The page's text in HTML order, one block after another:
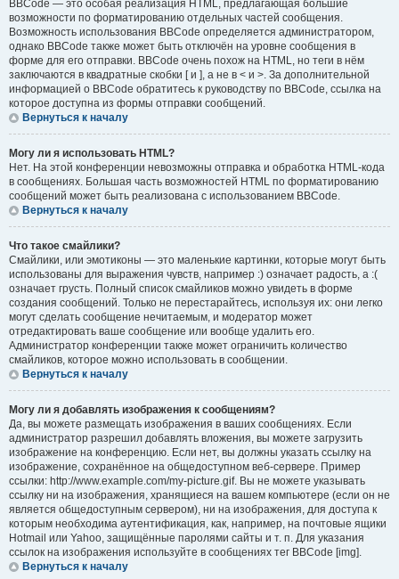
BBCode — это особая реализация HTML, предлагающая большие
возможности по форматированию отдельных частей сообщения.
Возможность использования BBCode определяется администратором,
однако BBCode также может быть отключён на уровне сообщения в
форме для его отправки. BBCode очень похож на HTML, но теги в нём
заключаются в квадратные скобки [ и ], а не в < и >. За дополнительной
информацией о BBCode обратитесь к руководству по BBCode, ссылка на
которое доступна из формы отправки сообщений.
Вернуться к началу
Могу ли я использовать HTML?
Нет. На этой конференции невозможны отправка и обработка HTML-кода
в сообщениях. Большая часть возможностей HTML по форматированию
сообщений может быть реализована с использованием BBCode.
Вернуться к началу
Что такое смайлики?
Смайлики, или эмотиконы — это маленькие картинки, которые могут быть
использованы для выражения чувств, например :) означает радость, а :(
означает грусть. Полный список смайликов можно увидеть в форме
создания сообщений. Только не перестарайтесь, используя их: они легко
могут сделать сообщение нечитаемым, и модератор может
отредактировать ваше сообщение или вообще удалить его.
Администратор конференции также может ограничить количество
смайликов, которое можно использовать в сообщении.
Вернуться к началу
Могу ли я добавлять изображения к сообщениям?
Да, вы можете размещать изображения в ваших сообщениях. Если
администратор разрешил добавлять вложения, вы можете загрузить
изображение на конференцию. Если нет, вы должны указать ссылку на
изображение, сохранённое на общедоступном веб-сервере. Пример
ссылки: http://www.example.com/my-picture.gif. Вы не можете указывать
ссылку ни на изображения, хранящиеся на вашем компьютере (если он не
является общедоступным сервером), ни на изображения, для доступа к
которым необходима аутентификация, как, например, на почтовые ящики
Hotmail или Yahoo, защищённые паролями сайты и т. п. Для указания
ссылок на изображения используйте в сообщениях тег BBCode [img].
Вернуться к началу